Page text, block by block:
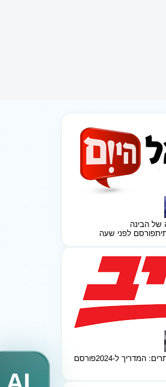
של הבינה
פורסם לפני שעה
המדריך ל-2024
פורסם